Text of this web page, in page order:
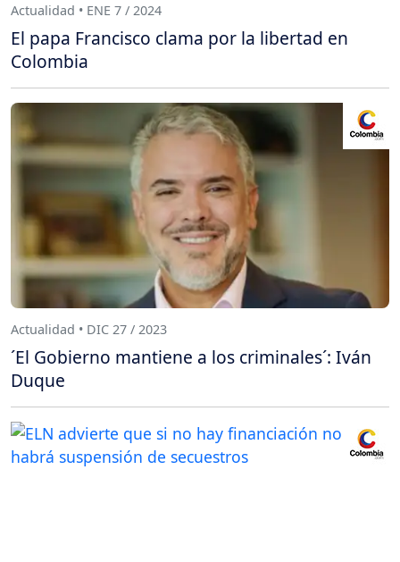
Actualidad • ENE 7 / 2024
El papa Francisco clama por la libertad en
Colombia
Actualidad • DIC 27 / 2023
´El Gobierno mantiene a los criminales´: Iván
Duque